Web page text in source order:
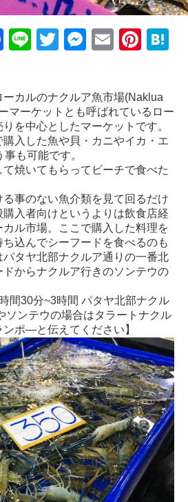
Facebook
LineTwitterEmail
カルのナクルア魚市場(Naklua
マーケットとも呼ばれているロー
を中心としたマーケットです。
入した魚や貝・カニやイカ・エ
も可能です。
焼いてもらってビーチで食べた
る事のない魚介類を見て回るだけ
入者向けというよりは飲食店経
ル市場。ここで購入した料理を
込んでシーフードを食べるのも
タヤ北部ナクルア通りの一番北
からナクルア行きのソンテウの
間30分~3時間 パタヤ北部ナクル
ソンテウの場合はタラートナクル
ポ―と伝えてください】